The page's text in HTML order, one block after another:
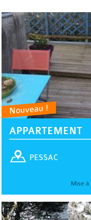
Nouveau !
APPARTEMENT
PESSAC
Mise